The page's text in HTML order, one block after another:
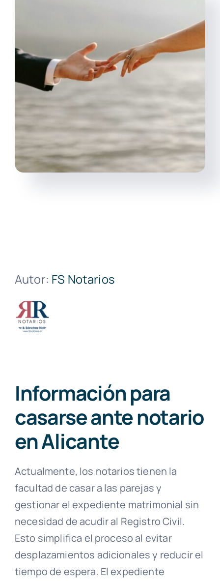
Autor: FS Notarios
Información para
casarse ante notario
en Alicante
Actualmente, los notarios tienen la
facultad de casar a las parejas y
gestionar el expediente matrimonial sin
necesidad de acudir al Registro Civil.
Esto simplifica el proceso al evitar
desplazamientos adicionales y reducir el
tiempo de espera. El expediente